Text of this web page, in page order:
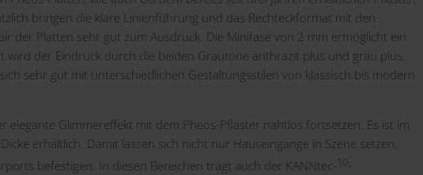
bringen die klare Linienführung und das Rechteckformat mit den
der Platten sehr gut zum Ausdruck. Die Minifase von 2 mm ermöglicht ein
wird der Eindruck durch die beiden Grautöne anthrazit plus und grau plus.
sehr gut mit unterschiedlichen Gestaltungsstilen von klassisch bis modern
elegante Glimmereffekt mit dem Pheos-Pflaster nahtlos fortsetzen. Es ist im
erhältlich. Damit lassen sich nicht nur Hauseingänge in Szene setzen,
befestigen. In diesen Bereichen trägt auch der KANNtec- 10-